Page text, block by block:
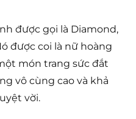
được gọi là Diamond,
được coi là nữ hoàng
món trang sức đắt
vô cùng cao và khả
vời.